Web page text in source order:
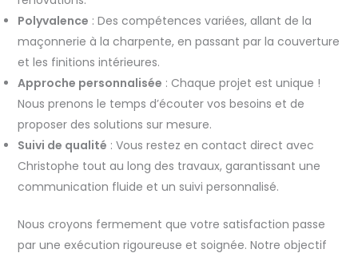
Polyvalence : Des compétences variées, allant de la
maçonnerie à la charpente, en passant par la couverture
et les finitions intérieures.
Approche personnalisée : Chaque projet est unique !
Nous prenons le temps d’écouter vos besoins et de
proposer des solutions sur mesure.
Suivi de qualité : Vous restez en contact direct avec
Christophe tout au long des travaux, garantissant une
communication fluide et un suivi personnalisé.
Nous croyons fermement que votre satisfaction passe
par une exécution rigoureuse et soignée. Notre objectif